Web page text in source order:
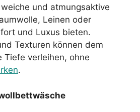
und atmungsaktive
Leinen oder
und Luxus bieten.
Texturen können dem
Tiefe verleihen, ohne
.